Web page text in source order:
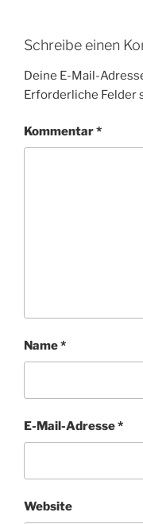
Schreibe einen
Deine E-Mail-
Erforderliche Felder
Kommentar*
Name*
E-Mail-Adresse*
Website